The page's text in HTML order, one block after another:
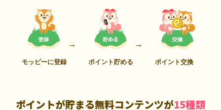
モッピーに登録 ポイント貯める ポイント交換
ポイントが貯まる無料コンテンツが15種類